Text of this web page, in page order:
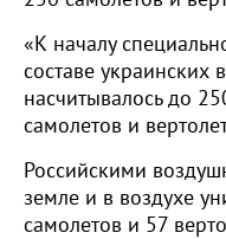
«К началу
составе украинских
насчитывалось до
самолетов и
Российскими
земле и в воздухе
самолетов и 57